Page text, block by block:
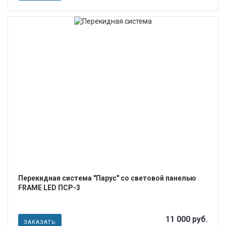
Перекидная система "Парус" со световой панелью
FRAME LED ПСР-3
ЗАКАЗАТЬ 11 000 руб.